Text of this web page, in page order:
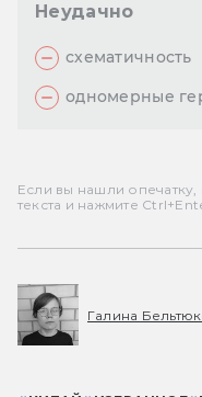
Неудачно
схематичность
одномерные
Если вы нашли
текста и нажмите
Галина